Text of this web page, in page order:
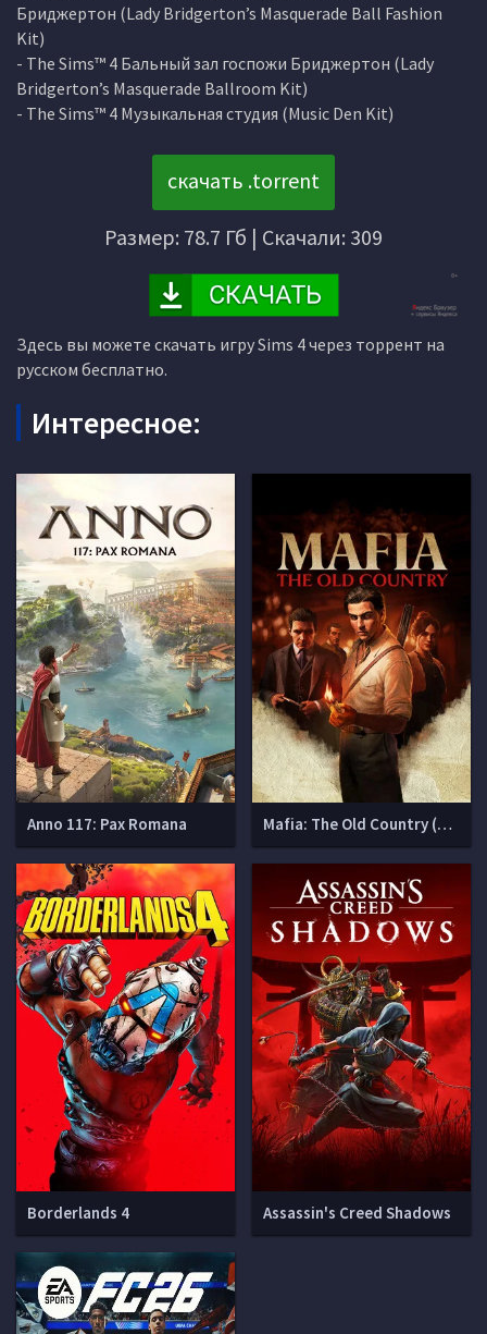
Бриджертон (Lady Bridgerton’s Masquerade Ball Fashion
Kit)
- The Sims™ 4 Бальный зал госпожи Бриджертон (Lady
Bridgerton’s Masquerade Ballroom Kit)
- The Sims™ 4 Музыкальная студия (Music Den Kit)
скачать .torrent
Размер: 78.7 Гб | Скачали: 309
Здесь вы можете скачать игру Sims 4 через торрент на
русском бесплатно.
Интересное:
Anno 117: Pax Romana Mafia: The Old Country (Мафия 4)
Borderlands 4 Assassin's Creed Shadows